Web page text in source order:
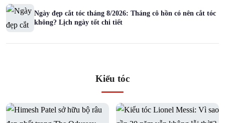
Ngày đẹp cắt tóc tháng 8/2026: Tháng cô hồn có nên cắt tóc
không? Lịch ngày tốt chi tiết
Kiểu tóc